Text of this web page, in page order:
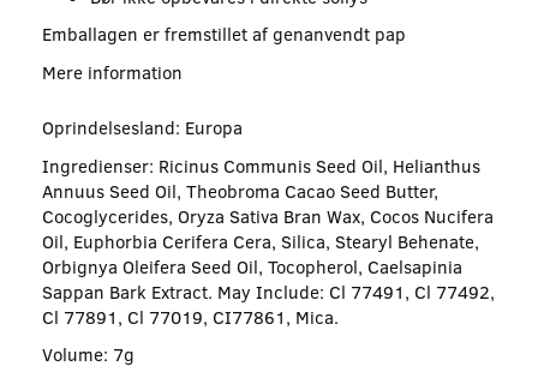
Emballagen er fremstillet af genanvendt pap
Mere information
Oprindelsesland: Europa
Ingredienser: Ricinus Communis Seed Oil, Helianthus
Annuus Seed Oil, Theobroma Cacao Seed Butter,
Cocoglycerides, Oryza Sativa Bran Wax, Cocos Nucifera
Oil, Euphorbia Cerifera Cera, Silica, Stearyl Behenate,
Orbignya Oleifera Seed Oil, Tocopherol, Caelsapinia
Sappan Bark Extract. May Include: Cl 77491, Cl 77492,
Cl 77891, Cl 77019, CI77861, Mica.
Volume: 7g